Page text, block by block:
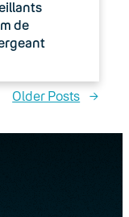
de
Older Posts →